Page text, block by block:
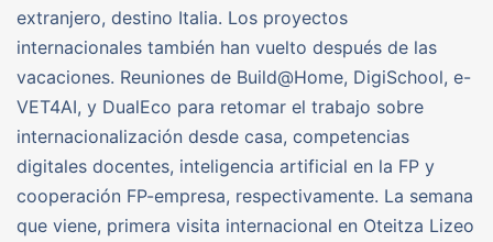
extranjero, destino Italia. Los proyectos
internacionales también han vuelto después de las
vacaciones. Reuniones de Build@Home, DigiSchool, e-
VET4AI, y DualEco para retomar el trabajo sobre
internacionalización desde casa, competencias
digitales docentes, inteligencia artificial en la FP y
cooperación FP-empresa, respectivamente. La semana
que viene, primera visita internacional en Oteitza Lizeo